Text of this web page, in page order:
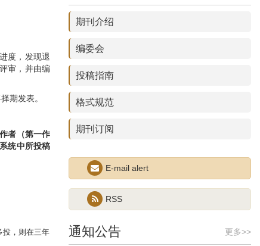
度，发现退
审，并由编
期发表。
者 （第一作
统中所投稿
投，则在三年
期刊介绍
编委会
投稿指南
格式规范
期刊订阅
E-mail alert
RSS
通知公告 更多>>
“数智时代的流动性与具身传播”学术研讨
会征稿启事
2026-06-01